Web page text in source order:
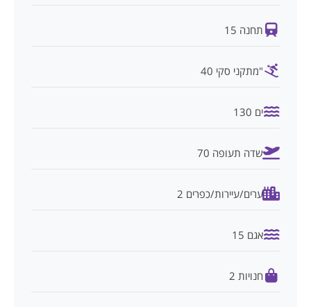
תחנה 15
"מתקני סקי 40
ים 130
שדה תעופה 70
ערים/עיירות/כפרים 2
אגם 15
חנויות 2